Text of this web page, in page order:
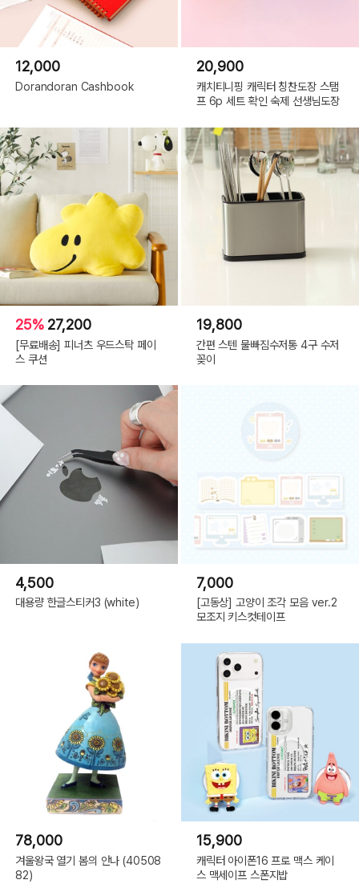
12,000
Dorandoran Cashbook
20,900
캐치티니핑 캐릭터 칭찬도장 스탬
프 6p 세트 확인 숙제 선생님도장
25% 27,200
[무료배송] 피너츠 우드스탁 페이
스 쿠션
19,800
간편 스텐 물빠짐수저통 4구 수저
꽂이
4,500
대용량 한글스티커3 (white)
7,000
[고동상] 고양이 조각 모음 ver.2
모조지 키스컷테이프
78,000
겨울왕국 열기 봄의 안나 (40508
82)
15,900
캐릭터 아이폰16 프로 맥스 케이
스 맥세이프 스폰지밥